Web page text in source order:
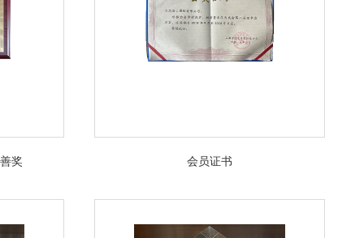
奖 会员证书